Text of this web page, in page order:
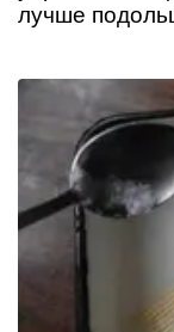
лучше